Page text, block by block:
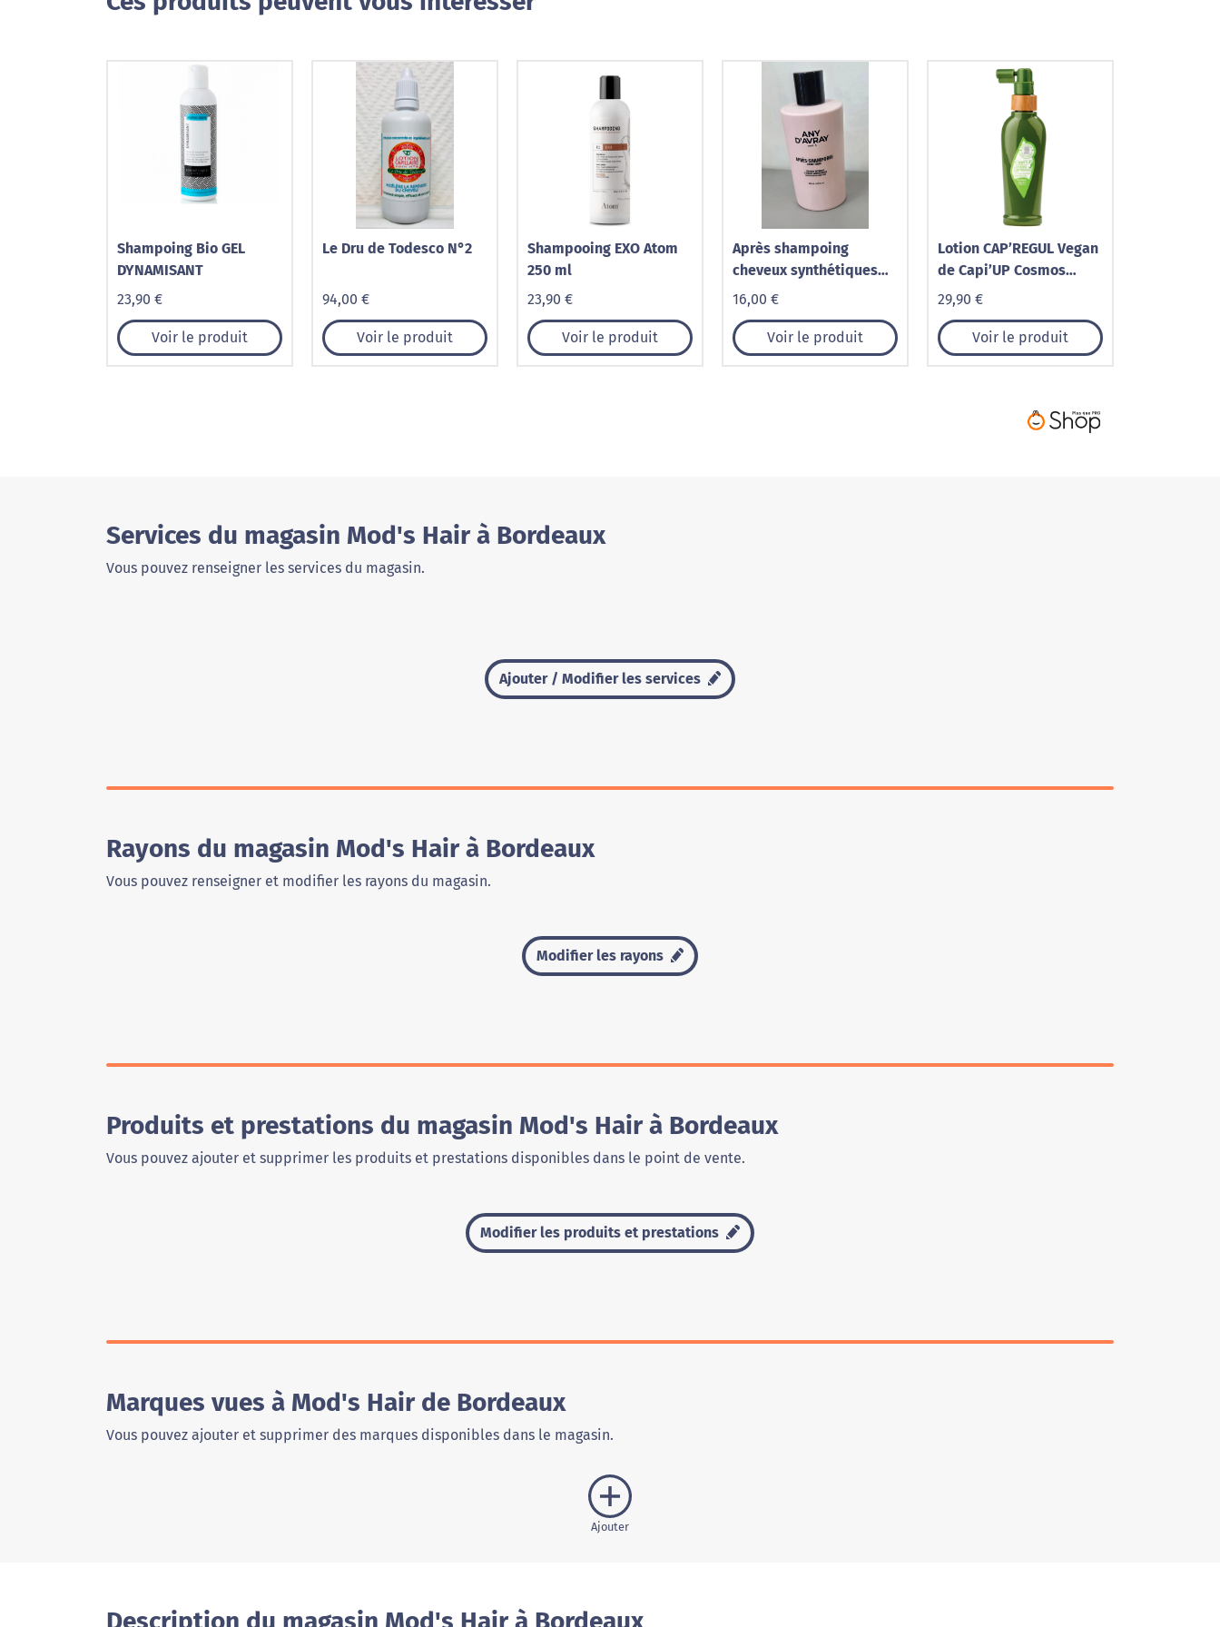
Shampoing Bio GEL
DYNAMISANT
23,90 €
Voir le produit
Le Dru de Todesco N°2
94,00 €
Voir le produit
Shampooing EXO Atom
250 ml
23,90 €
Voir le produit
Après shampoing
cheveux synthétiques
Any d’Avray
16,00 €
Voir le produit
Lotion CAP’REGUL Vegan
de Capi’UP Cosmos
Natural
29,90 €
Voir le produit
Services du magasin Mod's Hair à Bordeaux
Vous pouvez renseigner les services du magasin.
Ajouter / Modifier les services
Rayons du magasin Mod's Hair à Bordeaux
Vous pouvez renseigner et modifier les rayons du magasin.
Modifier les rayons
Produits et prestations du magasin Mod's Hair à Bordeaux
Vous pouvez ajouter et supprimer les produits et prestations disponibles dans le point de vente.
Modifier les produits et prestations
Marques vues à Mod's Hair de Bordeaux
Vous pouvez ajouter et supprimer des marques disponibles dans le magasin.
Ajouter